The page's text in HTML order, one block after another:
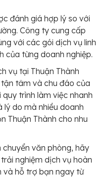
đánh giá hợp lý so với
Công ty cung cấp
với các gói dịch vụ linh
của từng doanh nghiệp.
vụ tại Thuận Thành
tâm và chu đáo của
trình làm việc nhanh
lý do mà nhiều doanh
Thuận Thành cho nhu
văn phòng, hãy
nghiệm dịch vụ hoàn
và hỗ trợ bạn ngay từ